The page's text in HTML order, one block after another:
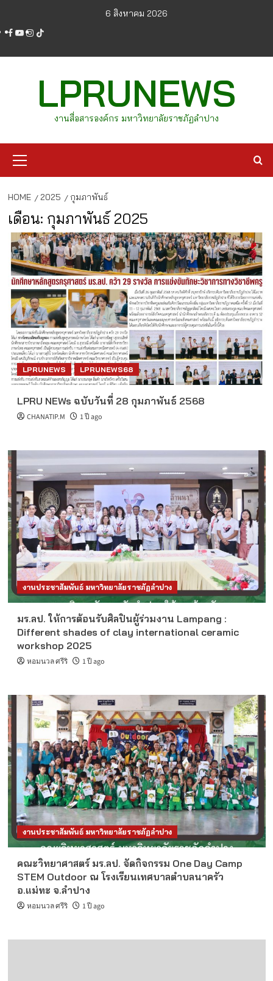
content
6 สิงหาคม 2026
facebook
youtube
instagram
tiktok
LPRUNEWS
งานสื่อสารองค์กร มหาวิทยาลัยราชภัฏลำปาง
Menu
HOME 2025 กุมภาพันธ์
เดือน: กุมภาพันธ์ 2025
LPRUNEWS LPRUNEWS68
LPRU NEWs ฉบับวันที่ 28 กุมภาพันธ์ 2568
CHANATIP.M 1 ปี ago
งานประชาสัมพันธ์ มหาวิทยาลัยราชภัฏลำปาง
มร.ลป. ให้การต้อนรับศิลปินผู้ร่วมงาน Lampang :
Different shades of clay international ceramic
workshop 2025
หอมนวล ศรีริ 1 ปี ago
งานประชาสัมพันธ์ มหาวิทยาลัยราชภัฏลำปาง
คณะวิทยาศาสตร์ มร.ลป. จัดกิจกรรม One Day Camp
STEM Outdoor ณ โรงเรียนเทศบาลตำบลนาครัว
อ.แม่ทะ จ.ลำปาง
หอมนวล ศรีริ 1 ปี ago